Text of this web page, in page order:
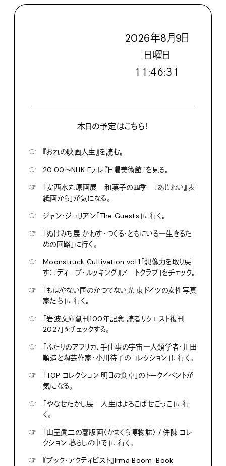
2026年8月9日
日曜日
１１:４６:３２
本日の予定はこちら！
☞
『おれの映画人生』を読む。
☞
20:00〜NHK Eテレ『日曜美術館』を見る。
☞
「安西水丸原画展 和菓子の四季―『あじわい』表
紙画から」が気になる。
☞
ジャン・ジュリアン「The Guests」に行く。
☞
「ぬけみち展 かわす・つくる・ともにいる―生きるた
めの回路」に行く。
☞
Moonstruck Cultivation vol.1「想像力を取り戻
す：『ディープ・ルッキング』アートクラブ」をチェック。
☞
「もはやない国のかつてない光 東ドイツの女性写真
家たち」に行く。
☞
「岩波文庫創刊100年記念 読者リクエスト復刊
2027」をチェックする。
☞
「ふたりのアフリカ、手仕事の宇宙―人類学者・川田
順造と陶芸作家・小川待子のコレクション」に行く。
☞
「TOP コレクション 明日の食卓」のトークイベントが
気になる。
☞
「やなせたかし展 人生はよろこばせごっこ」に行
く。
☞
「山室眞二の薯版画〈かまくら博物誌〉 / 併陳 コレ
クション 暮らしの中で」に行く。
☞
『ブック・アクティビスト』Irma Boom: Book